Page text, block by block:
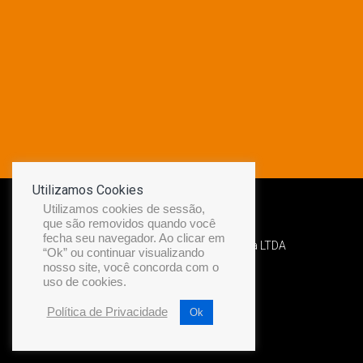
Desenvolvido por Diamond Náutica LTDA
Utilizamos Cookies
Utilizamos cookies de sessão,
que são removidos quando você
fecha seu navegador. Ao clicar em
“Ok” ou continuar visualizando
nosso site, você concorda com o
uso de cookies.
Política de Privacidade Ok